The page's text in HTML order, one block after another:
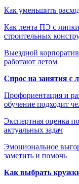
Как уменьшить
Как лента ПЭ с
строительных
Выездной
работают летом
Спрос на занятия с
Профориентация и
обучение подходит
Экспертная оценка
актуальных задач
Эмоциональное
заметить и помочь
Как выбрать кружки